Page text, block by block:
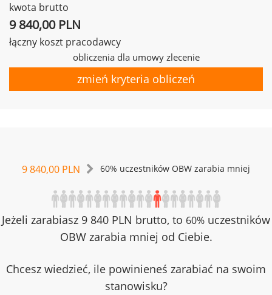
kwota brutto
9 840,00 PLN
łączny koszt pracodawcy
obliczenia dla umowy zlecenie
zmień kryteria obliczeń
9 840,00 PLN 60% uczestników OBW zarabia mniej
Jeżeli zarabiasz 9 840 PLN brutto, to 60% uczestników
OBW zarabia mniej od Ciebie.
Chcesz wiedzieć, ile powinieneś zarabiać na swoim
stanowisku?